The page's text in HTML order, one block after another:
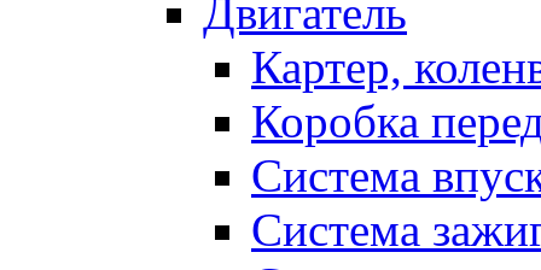
Двигатель
Картер,
Коробка
Система
Система